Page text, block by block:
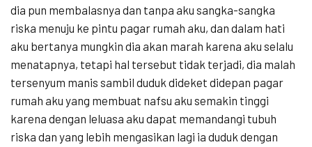
dia pun membalasnya dan tanpa aku sangka-sangka
riska menuju ke pintu pagar rumah aku, dan dalam hati
aku bertanya mungkin dia akan marah karena aku selalu
menatapnya, tetapi hal tersebut tidak terjadi, dia malah
tersenyum manis sambil duduk dideket didepan pagar
rumah aku yang membuat nafsu aku semakin tinggi
karena dengan leluasa aku dapat memandangi tubuh
riska dan yang lebih mengasikan lagi ia duduk dengan